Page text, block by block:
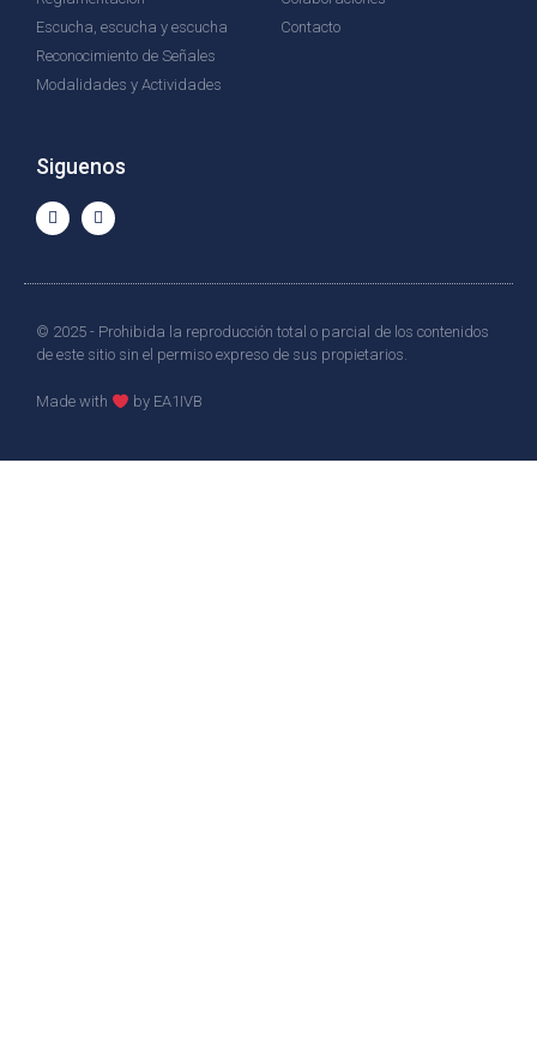
Escucha, escucha y escucha
Reconocimiento de Señales
Modalidades y Actividades
Contacto
Siguenos
© 2025 - Prohibida la reproducción total o parcial de los contenidos
de este sitio sin el permiso expreso de sus propietarios.
Made with by EA1IVB